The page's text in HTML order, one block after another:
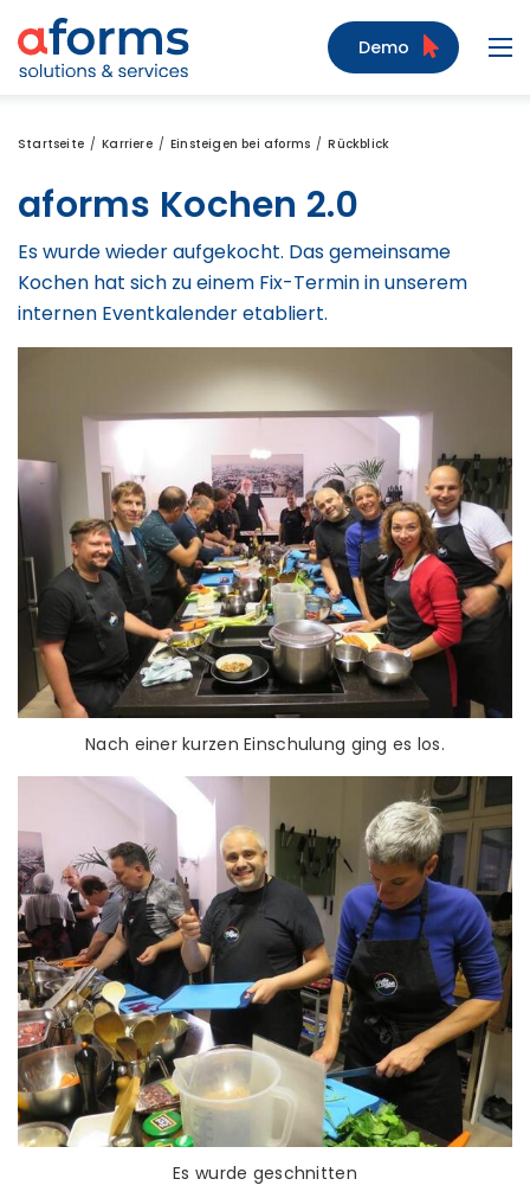
Zum Inhalt
Zum Menü
Zur Suche
Demo
Startseite Karriere Einsteigen bei aforms Rückblick
aforms Kochen 2.0
Es wurde wieder aufgekocht. Das gemeinsame
Kochen hat sich zu einem Fix-Termin in unserem
internen Eventkalender etabliert.
Nach einer kurzen Einschulung ging es los.
Es wurde geschnitten